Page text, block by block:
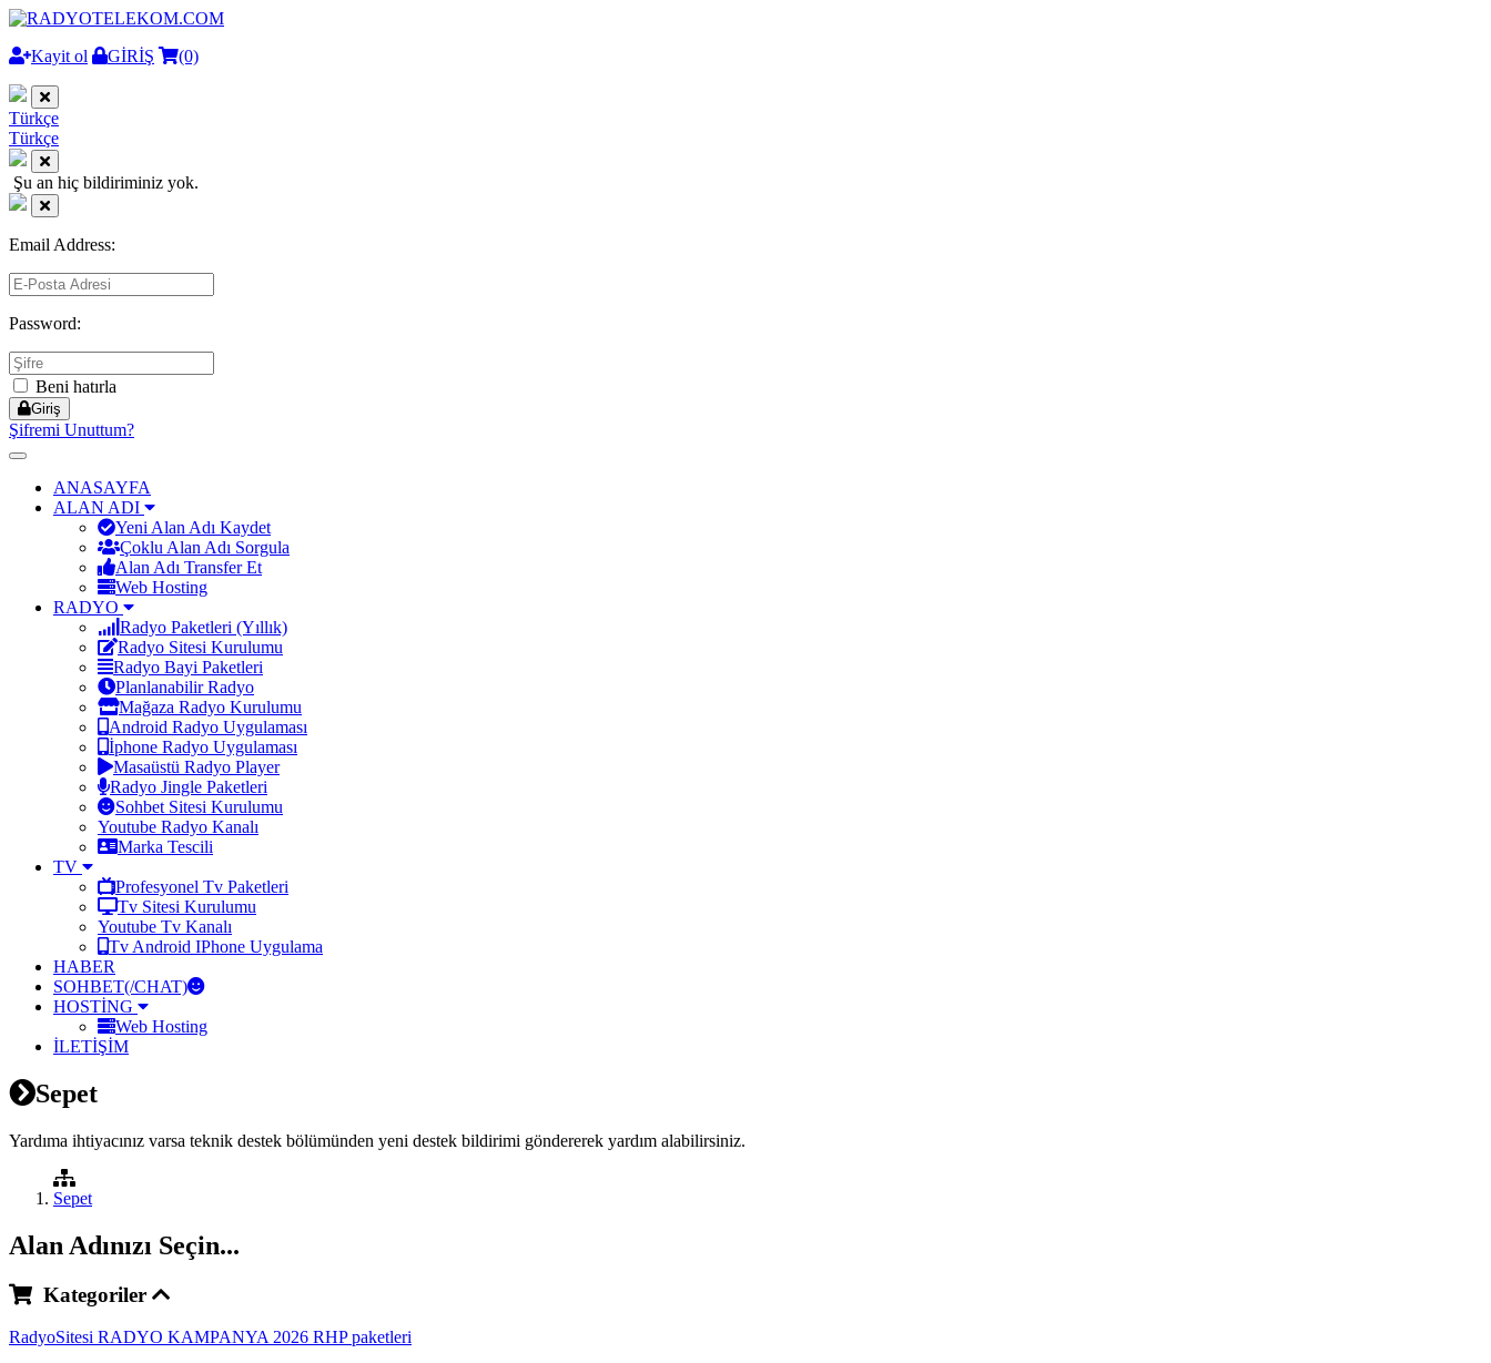
Kayit ol GİRİŞ (0)
Türkçe
Türkçe
Şu an hiç bildiriminiz yok.
Email Address:
Password:
Beni hatırla
Giriş
Şifremi Unuttum?
Toggle
navigationANASAYFA
ALAN ADI
Yeni Alan Adı Kaydet
Çoklu Alan Adı Sorgula
Alan Adı Transfer Et
Web Hosting
RADYO
Radyo Paketleri (Yıllık)
Radyo Sitesi Kurulumu
Radyo Bayi Paketleri
Planlanabilir Radyo
Mağaza Radyo Kurulumu
Android Radyo Uygulaması
İphone Radyo Uygulaması
Masaüstü Radyo Player
Radyo Jingle Paketleri
Sohbet Sitesi Kurulumu
Youtube Radyo Kanalı
Marka Tescili
TV
Profesyonel Tv Paketleri
Tv Sitesi Kurulumu
Youtube Tv Kanalı
Tv Android IPhone Uygulama
HABER
SOHBET(/CHAT)
HOSTİNG
Web Hosting
İLETİŞİM
Sepet
Yardıma ihtiyacınız varsa teknik destek bölümünden yeni destek bildirimi göndererek yardım alabilirsiniz.
Sepet
Alan Adınızı Seçin...
Kategoriler
RadyoSitesi RADYO KAMPANYA 2026 RHP paketleri